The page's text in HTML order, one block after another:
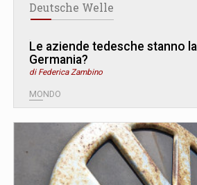
Deutsche Welle
Le aziende tedesche stanno
Germania?
di Federica Zambino
MONDO